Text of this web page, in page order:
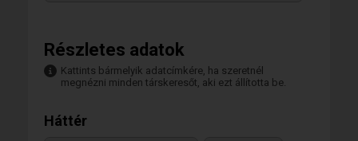
Részletes adatok
Kattints bármelyik adatcímkére, ha szeretnél
megnézni minden társkeresőt, aki ezt állította be.
Háttér